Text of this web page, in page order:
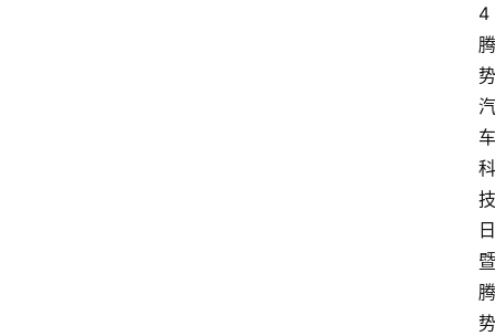
4
腾
势
汽
车
科
技
日
暨
腾
势